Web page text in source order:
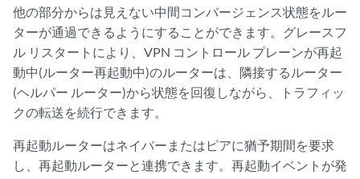
他の部分からは見えない中間コンバージェンス状態をルー
ターが通過できるようにすることができます。グレースフ
ル リスタートにより、VPN コントロール プレーンが再起
動中(ルーター再起動中)のルーターは、隣接するルーター
(ヘルパー ルーター)から状態を回復しながら、トラフィッ
クの転送を続行できます。
再起動ルーターはネイバーまたはピアに猶予期間を要求
し、再起動ルーターと連携できます。再起動イベントが発